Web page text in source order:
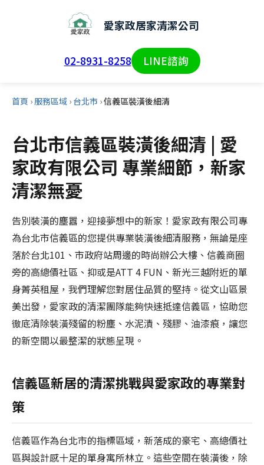
愛家政居家清潔公司
02-8931-8258 LINE諮詢
首頁 › 服務區域 › 台北市 ›信義區裝潢後細清
台北市信義區裝潢後細清 | 愛
家政有限公司 專業細節，新家
清潔無憂
告別裝潢的塵囂，迎接夢想中的新家！愛家政有限公司專
為台北市信義區的您提供專業裝潢後細清服務，無論是座
落於台北101、市政府站周邊的時尚辦公大樓、信義商圈
旁的高總價社區、抑或是ATT 4 FUN、新光三越附近的單
身菁英租屋，我們理解您對居住品質的堅持。從文山區景
美出發，愛家政的清潔團隊能夠快速抵達信義區，協助您
徹底清除裝潢殘留的粉塵、水泥漬、殘膠、油漆痕，讓您
的新空間以最整潔的狀態呈現。
信義區新居的清潔挑戰與愛家政的專業對
策
信義區作為台北市的指標區域，新落成的豪宅、高總價社
區與設計感十足的單身寓所林立。這些空間在裝潢後，除